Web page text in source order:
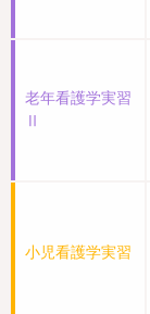
老年看護学実習
Ⅱ
小児看護学実習